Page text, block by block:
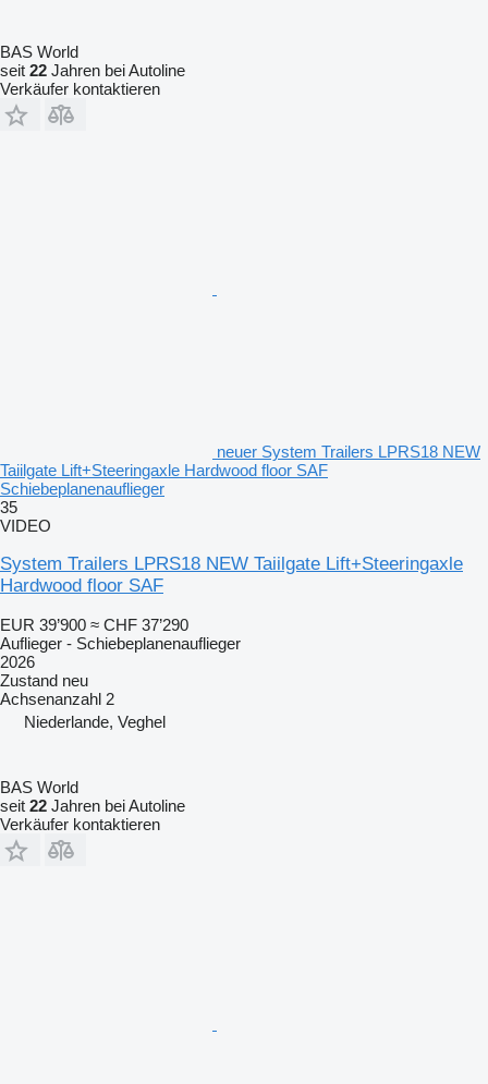
BAS World
seit 22 Jahren bei Autoline
Verkäufer kontaktieren
neuer System Trailers LPRS18 NEW
Taiilgate Lift+Steeringaxle Hardwood floor SAF
Schiebeplanenauflieger
35
VIDEO
System Trailers LPRS18 NEW Taiilgate Lift+Steeringaxle
Hardwood floor SAF
EUR 39’900 ≈ CHF 37’290
Auflieger - Schiebeplanenauflieger
2026
Zustand neu
Achsenanzahl 2
Niederlande, Veghel
BAS World
seit 22 Jahren bei Autoline
Verkäufer kontaktieren